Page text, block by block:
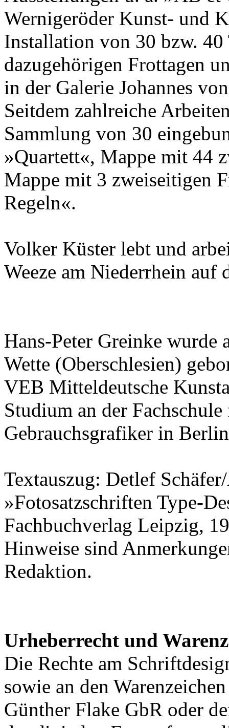
Wernigeröder Kunst- und
Installation von 30 bzw.
dazugehörigen Frottagen
in der Galerie Johannes
Seitdem zahlreiche
Sammlung von 30
»Quartett«, Mappe mit 44
Mappe mit 3 zweiseitigen
Regeln«.
Volker Küster lebt und
Weeze am Niederrhein
Hans-Peter Greinke wurde
Wette (Oberschlesien)
VEB Mitteldeutsche
Studium an der
Gebrauchsgrafiker in
Textauszug: Detlef
»Fotosatzschriften Type-
Fachbuchverlag Leipzig,
Hinweise sind
Redaktion.
Urheberrecht und
Die Rechte am
sowie an den
Günther Flake GbR oder